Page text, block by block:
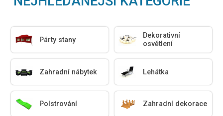
Párty stany
Dekorativní
osvětlení
Zahradní nábytek Lehátka
Polstrování Zahradní dekorace